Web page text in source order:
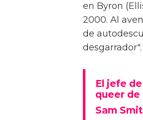
en Byron
2000. Al
de
desgarrador".
El jefe
queer de
Sam